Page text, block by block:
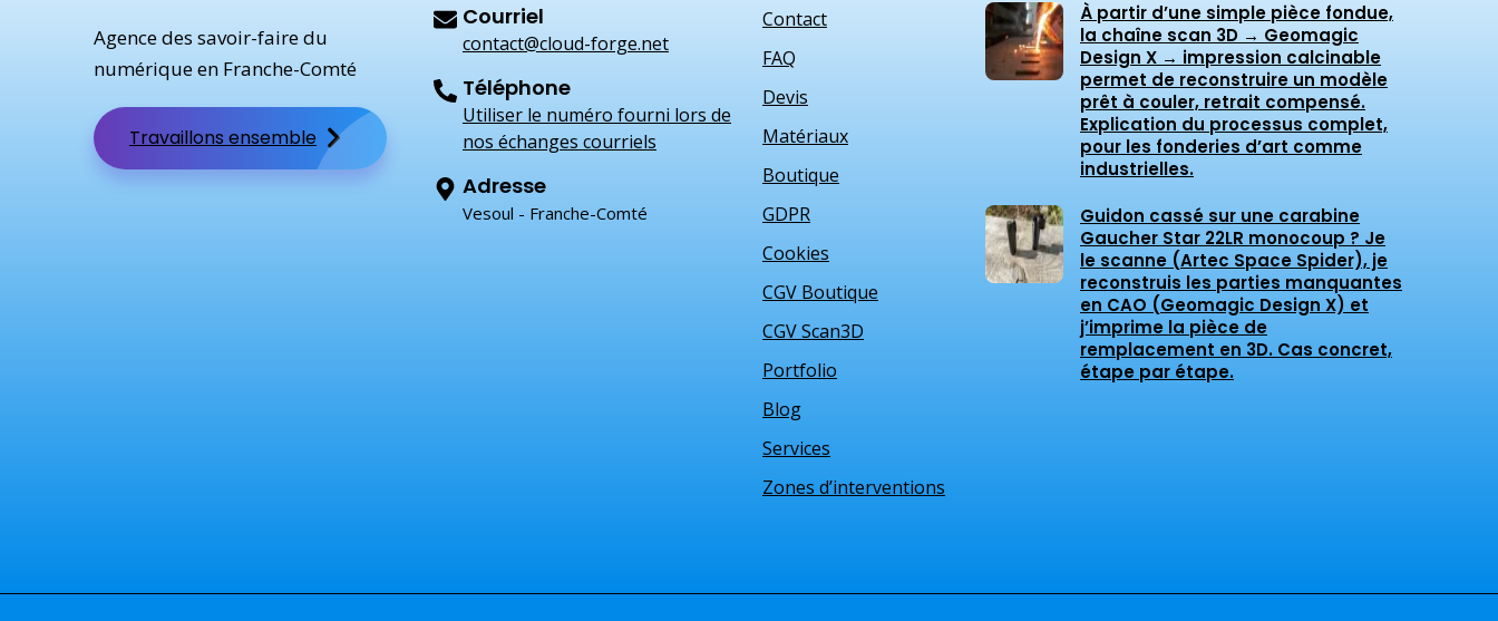
Agence des savoir-faire du
numérique en Franche-Comté
Travaillons ensemble
Courriel
contact@cloud-forge.net
Téléphone
Utiliser le numéro fourni lors de
nos échanges courriels
Adresse
Vesoul - Franche-Comté
Contact
FAQ
Devis
Matériaux
Boutique
GDPR
Cookies
CGV Boutique
CGV Scan3D
Portfolio
Blog
Services
Zones d’interventions
À partir d’une simple pièce fondue,
la chaîne scan 3D → Geomagic
Design X → impression calcinable
permet de reconstruire un modèle
prêt à couler, retrait compensé.
Explication du processus complet,
pour les fonderies d’art comme
industrielles.
Guidon cassé sur une carabine
Gaucher Star 22LR monocoup ? Je
le scanne (Artec Space Spider), je
reconstruis les parties manquantes
en CAO (Geomagic Design X) et
j’imprime la pièce de
remplacement en 3D. Cas concret,
étape par étape.